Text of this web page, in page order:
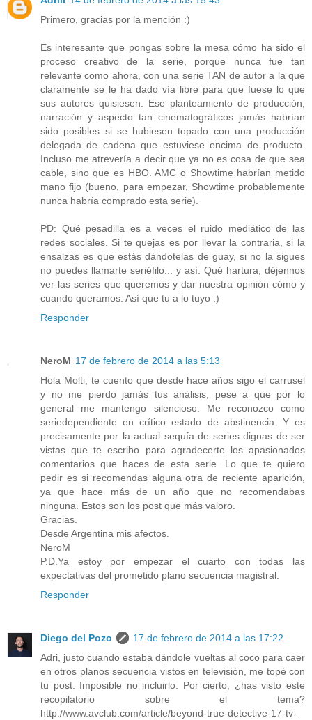
Primero, gracias por la mención :)
Es interesante que pongas sobre la mesa cómo ha sido el
proceso creativo de la serie, porque nunca fue tan
relevante como ahora, con una serie TAN de autor a la que
claramente se le ha dado vía libre para que fuese lo que
sus autores quisiesen. Ese planteamiento de producción,
narración y aspecto tan cinematográficos jamás habrían
sido posibles si se hubiesen topado con una producción
delegada de cadena que estuviese encima de producto.
Incluso me atrevería a decir que ya no es cosa de que sea
cable, sino que es HBO. AMC o Showtime habrían metido
mano fijo (bueno, para empezar, Showtime probablemente
nunca habría comprado esta serie).
PD: Qué pesadilla es a veces el ruido mediático de las
redes sociales. Si te quejas es por llevar la contraria, si la
ensalzas es que estás dándotelas de guay, si no la sigues
no puedes llamarte seriéfilo... y así. Qué hartura, déjennos
ver las series que queremos y dar nuestra opinión cómo y
cuando queramos. Así que tu a lo tuyo :)
Responder
NeroM 17 de febrero de 2014 a las 5:13
Hola Molti, te cuento que desde hace años sigo el carrusel
y no me pierdo jamás tus análisis, pese a que por lo
general me mantengo silencioso. Me reconozco como
seriedependiente en crítico estado de abstinencia. Y es
precisamente por la actual sequía de series dignas de ser
vistas que te escribo para agradecerte los apasionados
comentarios que haces de esta serie. Lo que te quiero
pedir es si recomendas alguna otra de reciente aparición,
ya que hace más de un año que no recomendabas
ninguna. Estos son los post que más valoro.
Gracias.
Desde Argentina mis afectos.
NeroM
P.D.Ya estoy por empezar el cuarto con todas las
expectativas del prometido plano secuencia magistral.
Responder
Diego del Pozo
17 de febrero de 2014 a las 17:22
Adri, justo cuando estaba dándole vueltas al coco para caer
en otros planos secuencia vistos en televisión, me topé con
tu post. Imposible no incluirlo. Por cierto, ¿has visto este
recopilatorio sobre el tema?
http://www.avclub.com/article/beyond-true-detective-17-tv-